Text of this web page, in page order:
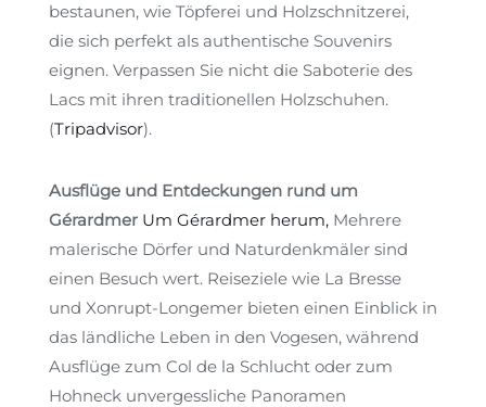
bestaunen, wie Töpferei und Holzschnitzerei,
die sich perfekt als authentische Souvenirs
eignen. Verpassen Sie nicht die Saboterie des
Lacs mit ihren traditionellen Holzschuhen.
(Tripadvisor).
Ausflüge und Entdeckungen rund um
Gérardmer Um Gérardmer herum, Mehrere
malerische Dörfer und Naturdenkmäler sind
einen Besuch wert. Reiseziele wie La Bresse
und Xonrupt-Longemer bieten einen Einblick in
das ländliche Leben in den Vogesen, während
Ausflüge zum Col de la Schlucht oder zum
Hohneck unvergessliche Panoramen